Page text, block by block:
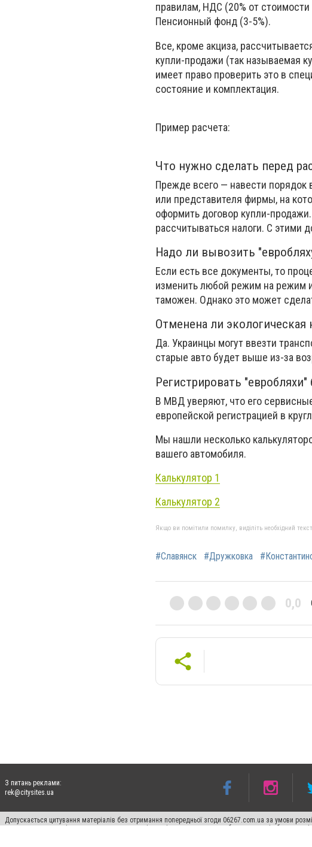
правилам, НДС (20% от
Пенсионный фонд (3-5%).
Все, кроме акциза,
купли-продажи (так называемая
имеет право проверить это в
состояние и комплектация.
Пример расчета:
Что нужно сделать перед
Прежде всего — навести порядок
или представителя фирмы, на
оформить договор купли-
рассчитываться налоги. С этими
Надо ли вывозить
Если есть все документы, то
изменить любой режим на режим
таможен. Однако это может
Отменена ли экологическая
Да. Украинцы могут ввезти
старые авто будет выше из-за
Регистрировать "евробляхи"
В МВД уверяют, что его
европейской регистрацией в
Мы нашли несколько
вашего автомобиля.
Калькулятор 1
Калькулятор 2
Якщо ви помітили помилку, виділіть необхідний
#Славянск #Дружковка
0,0
З питань реклами:
rek@citysites.ua
Допускається цитування матеріалів без отримання попередньої згоди 06267.com.ua за умови
пошукових систем гіперпосилання на цитовані статті не нижче другого абзацу в тексті або в